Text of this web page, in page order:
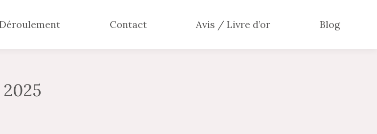
Contact Avis / Livre d’or Blog